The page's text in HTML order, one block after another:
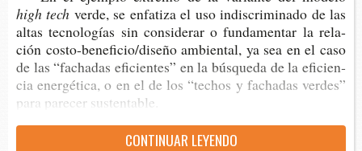
hightech verde, se enfa­ti­za el uso indis­cri­mi­na­do de las
altas tec­no­lo­gías sin con­si­de­rar o fun­da­men­tar la rela­
ción costo-​beneficio/dise­ño ambien­tal, ya sea en el caso
de las “facha­das efi­cien­tes” en la bús­que­da de la efi­cien­
cia ener­gé­ti­ca, o en el de los “techos y facha­das ver­des”
para pare­cer sustentable.
CON­TI­NUAR LEYENDO